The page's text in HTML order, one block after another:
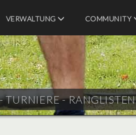
VERWALTUNG COMMUNITY
TURNIERE - RANGLISTEN